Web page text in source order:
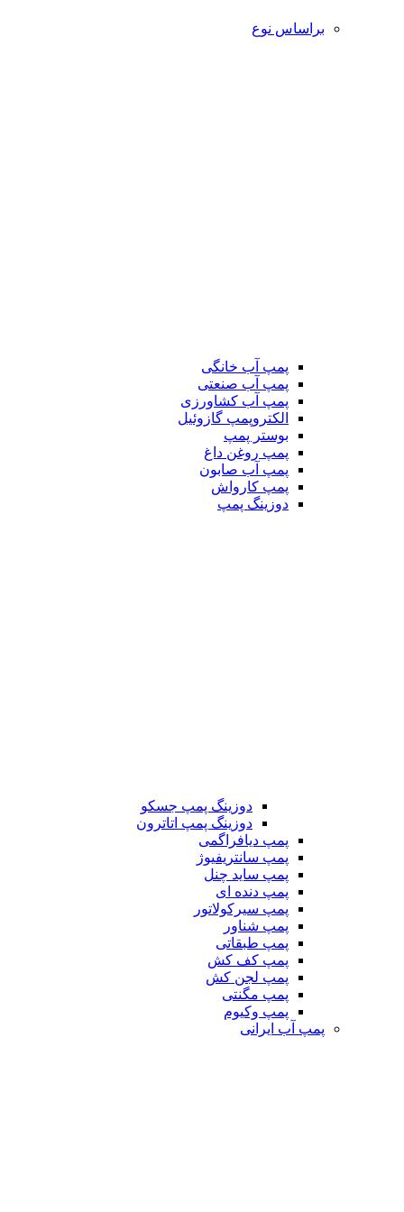
براساس نوع
پمپ آب خانگی
پمپ آب صنعتی
پمپ آب کشاورزی
الکتروپمپ گازوئیل
بوستر پمپ
پمپ روغن داغ
پمپ آب صابون
پمپ کارواش
دوزینگ پمپ
دوزینگ پمپ جسکو
دوزینگ پمپ اتاترون
پمپ دیافراگمی
پمپ سانتریفیوژ
پمپ ساید چنل
پمپ دنده ای
پمپ سیرکولاتور
پمپ شناور
پمپ طبقاتی
پمپ کف کش
پمپ لجن کش
پمپ مگنتی
پمپ وکیوم
پمپ آب ایرانی